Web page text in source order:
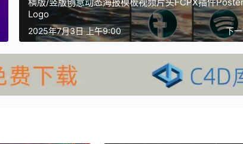
Logo
下
2025年7月3日 上午9:00